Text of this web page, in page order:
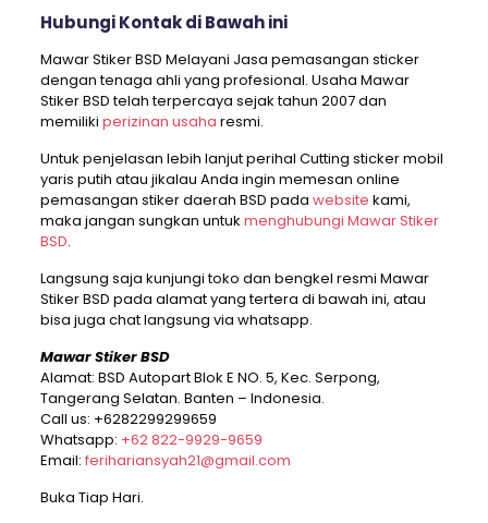
Hubungi Kontak di Bawah ini
Mawar Stiker BSD Melayani Jasa pemasangan sticker
dengan tenaga ahli yang profesional. Usaha Mawar
Stiker BSD telah terpercaya sejak tahun 2007 dan
memiliki perizinan usaha resmi.
Untuk penjelasan lebih lanjut perihal Cutting sticker mobil
yaris putih atau jikalau Anda ingin memesan online
pemasangan stiker daerah BSD pada website kami,
maka jangan sungkan untuk menghubungi Mawar Stiker
BSD.
Langsung saja kunjungi toko dan bengkel resmi Mawar
Stiker BSD pada alamat yang tertera di bawah ini, atau
bisa juga chat langsung via whatsapp.
Mawar Stiker BSD
Alamat: BSD Autopart Blok E NO. 5, Kec. Serpong,
Tangerang Selatan. Banten – Indonesia.
Call us: +6282299299659
Whatsapp: +62 822-9929-9659
Email: ferihariansyah21@gmail.com
Buka Tiap Hari.